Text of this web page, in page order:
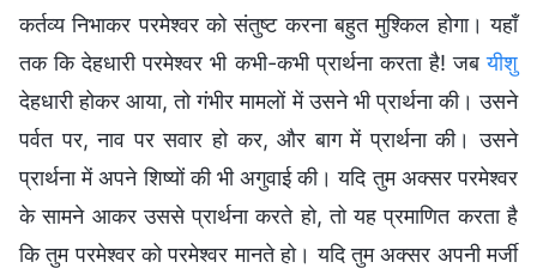
कर्तव्य निभाकर परमेश्वर को संतुष्ट करना बहुत मुश्किल होगा। यहाँ
तक कि देहधारी परमेश्वर भी कभी-कभी प्रार्थना करता है! जबयीशु
देहधारी होकर आया, तो गंभीर मामलों में उसने भी प्रार्थना की। उसने
पर्वत पर, नाव पर सवार हो कर, और बाग में प्रार्थना की। उसने
प्रार्थना में अपने शिष्यों की भी अगुवाई की। यदि तुम अक्सर परमेश्वर
के सामने आकर उससे प्रार्थना करते हो, तो यह प्रमाणित करता है
कि तुम परमेश्वर को परमेश्वर मानते हो। यदि तुम अक्सर अपनी मर्जी